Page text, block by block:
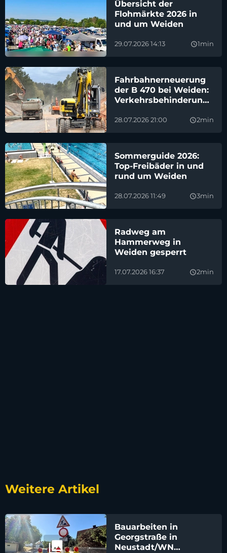
Übersicht der
Flohmärkte 2026 in
und um Weiden
29.07.2026 14:13 query_builder1min
Fahrbahnerneuerung
der B 470 bei Weiden:
Verkehrsbehinderungen
28.07.2026 21:00 query_builder2min
Sommerguide 2026:
Top-Freibäder in und
rund um Weiden
28.07.2026 11:49 query_builder3min
Radweg am
Hammerweg in
Weiden gesperrt
17.07.2026 16:37 query_builder2min
Weitere Artikel
Bauarbeiten in
Georgstraße in
Neustadt/WN